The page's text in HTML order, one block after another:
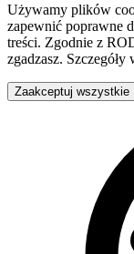
Używamy plików
zapewnić poprawne
treści. Zgodnie z
zgadzasz. Szczegóły
Zaakceptuj wszystkie